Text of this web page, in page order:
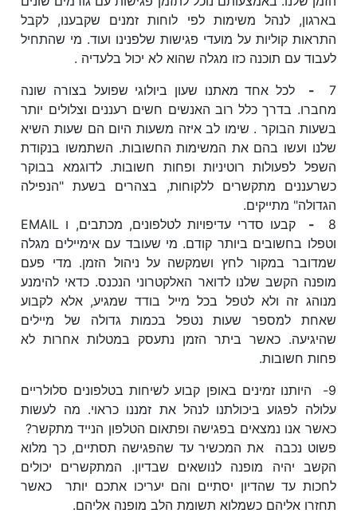
בארגון, לנהל משימות לפי לוחות זמנים שקבענו, לקבל
התראות קוליות על מועדי פגישות שלפנינו ועוד. מי שהתחיל
לעבוד עם תוכנה כזו מגלה שהוא לא יכול בלעדיה .
7
- לכל אחד מאתנו שעון ביולוגי שפועל בצורה שונה
מחברו. בדרך כלל רוב האנשים חשים רעננים וצלולים יותר
בשעות הבוקר . שימו לב איזה משעות היום הם שעות השיא
שלנו ועשו בהם את המשימות החשובות. השתמשו בנקודת
השפל לפעולות רוטיניות ופחות חשובות. לדוגמא בבוקר
כשרעננים מתקשרים ללקוחות, בצהרים בשעת "הנפילה
הגדולה" מתייקים.
8
-
קבעו סדרי עדיפויות לטלפונים, מכתבים, ו EMAIL
וטפלו בחשובים ביותר קודם. מי שעובד עם אימיילים מגלה
שמדובר במקור לחץ ושמקשה על ניהול הזמן. מדי פעם
מופנה הקשב שלנו לדואר האלקטרוני הנכנס. כדאי להימנע
מנוהג זה ולא לטפל בכל מייל בודד שמגיע, אלא לקבוע
שאחת למספר שעות נטפל בכמות גדולה של מיילים
שהיגיעה. כאשר ביתר הזמן נתעסק במטלות אחרות לא
פחות חשובות.
9- היותנו זמינים באופן קבוע לשיחות בטלפונים סלולריים
עלולה לפגוע ביכולתנו לנהל את זמננו כראוי. מה לעשות
כאשר אנו נמצאים בפגישה ופתאום הטלפון הנייד מתקשר?
פשוט נכבה את המכשיר עד שהפגישה תסתיים, כך מלוא
הקשב יהיה מופנה לנושאים שבדיון. המתקשרים יכולים
לחכות עד שהדיון יסתיים והם יעריכו אתכם יותר כאשר
תחזרו אליהם כשמלוא תשומת הלב מופנה אליהם.